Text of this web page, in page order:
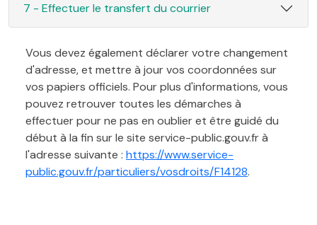
7 - Effectuer le transfert du courrier
Vous devez également déclarer votre changement
d'adresse, et mettre à jour vos coordonnées sur
vos papiers officiels. Pour plus d'informations, vous
pouvez retrouver toutes les démarches à
effectuer pour ne pas en oublier et être guidé du
début à la fin sur le site service-public.gouv.fr à
l'adresse suivante : https://www.service-
public.gouv.fr/particuliers/vosdroits/F14128.